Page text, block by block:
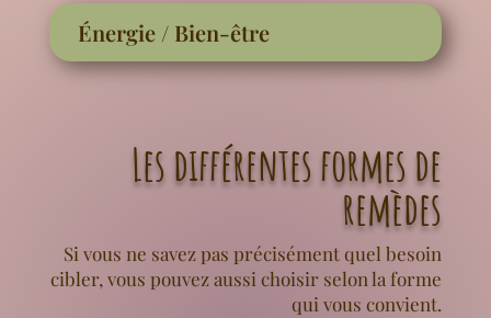
Énergie / Bien-être
Les différentes formes de
remèdes
Si vous ne savez pas précisément quel besoin
cibler, vous pouvez aussi choisir selon la forme
qui vous convient.